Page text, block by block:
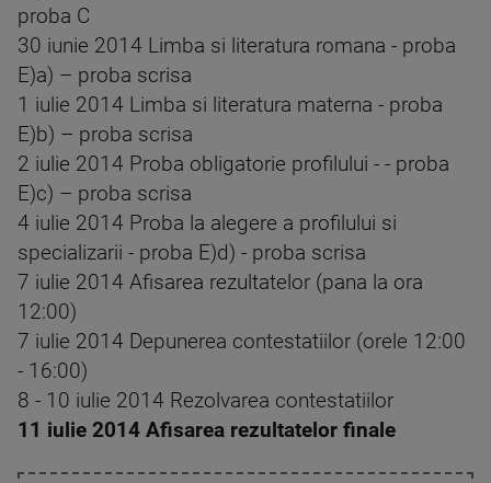
proba C
30 iunie 2014 Limba si literatura romana - proba
E)a) – proba scrisa
1 iulie 2014 Limba si literatura materna - proba
E)b) – proba scrisa
2 iulie 2014 Proba obligatorie profilului - - proba
E)c) – proba scrisa
4 iulie 2014 Proba la alegere a profilului si
specializarii - proba E)d) - proba scrisa
7 iulie 2014 Afisarea rezultatelor (pana la ora
12:00)
7 iulie 2014 Depunerea contestatiilor (orele 12:00
- 16:00)
8 - 10 iulie 2014 Rezolvarea contestatiilor
11 iulie 2014 Afisarea rezultatelor finale